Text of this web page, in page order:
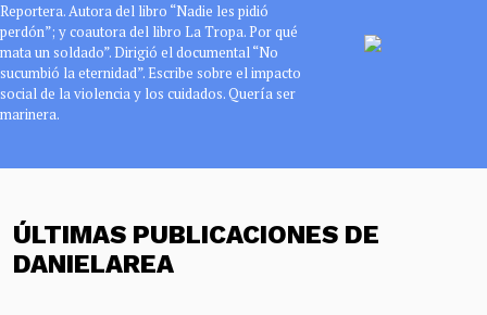
Reportera. Autora del libro “Nadie les pidió
perdón”; y coautora del libro La Tropa. Por qué
mata un soldado”. Dirigió el documental “No
sucumbió la eternidad”. Escribe sobre el impacto
social de la violencia y los cuidados. Quería ser
marinera.
ÚLTIMAS PUBLICACIONES DE
DANIELAREA